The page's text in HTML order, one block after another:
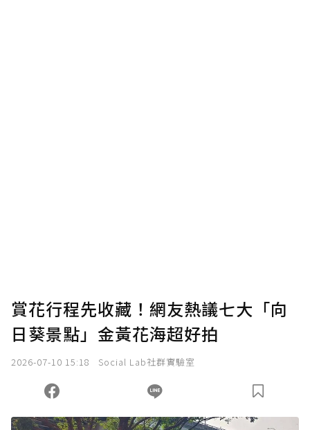
賞花行程先收藏！網友熱議七大「向
日葵景點」金黃花海超好拍
2026-07-10 15:18 Social Lab社群實驗室